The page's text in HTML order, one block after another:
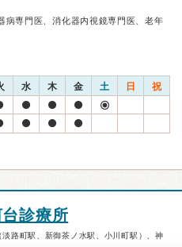
病専門医、消化器内視鏡専門医、老年
水 木 金 土 日 祝
診療所
路町駅、新御茶ノ水駅、小川町駅）、神